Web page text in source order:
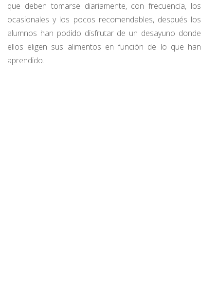
que deben tomarse diariamente, con frecuencia, los
ocasionales y los pocos recomendables, después los
alumnos han podido disfrutar de un desayuno donde
ellos eligen sus alimentos en función de lo que han
aprendido.